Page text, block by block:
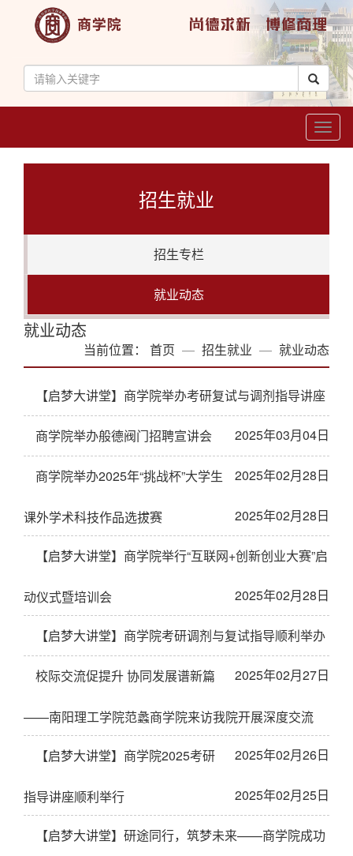
招生就业
招生专栏
就业动态
就业动态
当前位置： 首页 招生就业 就业动态
【启梦大讲堂】商学院举办考研复试与调剂指导讲座
2025年03月04日
商学院举办般德阀门招聘宣讲会
2025年02月28日
商学院举办2025年“挑战杯”大学生
课外学术科技作品选拔赛 2025年02月28日
【启梦大讲堂】商学院举行“互联网+创新创业大赛”启
动仪式暨培训会 2025年02月28日
【启梦大讲堂】商学院考研调剂与复试指导顺利举办
2025年02月27日
校际交流促提升 协同发展谱新篇
——南阳理工学院范蠡商学院来访我院开展深度交流
2025年02月26日
【启梦大讲堂】商学院2025考研
指导讲座顺利举行 2025年02月25日
【启梦大讲堂】研途同行，筑梦未来——商学院成功